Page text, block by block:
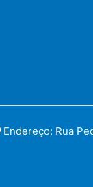
Endereço: Rua